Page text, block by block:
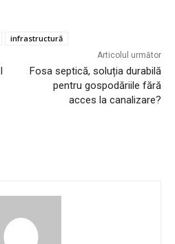
infrastructură
Articolul următor
Fosa septică, soluția durabilă
pentru gospodăriile fără
acces la canalizare?